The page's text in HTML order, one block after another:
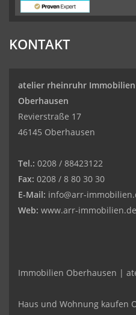
KONTAKT
atelier rheinruhr
Oberhausen
Revierstraße 17
46145 Oberhausen
Tel.: 0208 / 88423122
Fax: 0208 / 8 80 30 30
E-Mail: info@arr-
Web: www.arr-immobilien.de
Immobilien Oberhausen |
Haus und Wohnung kaufen